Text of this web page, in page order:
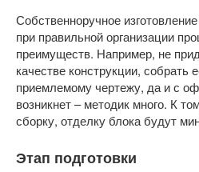
Собственноручное
при правильной организации
преимуществ. Например, не
качестве конструкции,
приемлемому чертежу, да и с
возникнет – методик много. К
сборку, отделку блока будут
Этап подготовки